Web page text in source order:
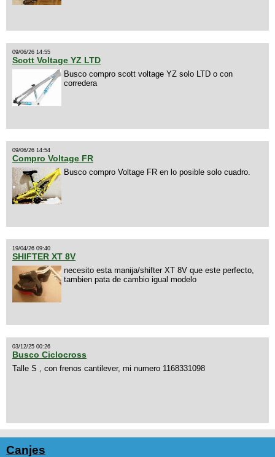
09/06/26 14:55
Scott Voltage YZ LTD
Busco compro scott voltage YZ solo LTD o con
corredera
09/06/26 14:54
Compro Voltage FR
Busco compro Voltage FR en lo posible solo cuadro.
19/04/26 09:40
SHIFTER XT 8V
necesito esta manija/shifter XT 8V que este perfecto,
tambien pata de cambio igual modelo
03/12/25 00:26
Busco Ciclocross
Talle S , con frenos cantilever, mi numero 1168331098
Canjes